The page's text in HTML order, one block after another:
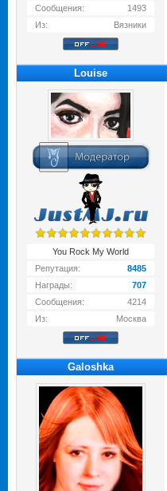
Сообщения:
1493
Из:
Вязники
Louise
You Rock My World
Репутация:
8485
Награды:
707
Сообщения:
4214
Из:
Москва
Galoshka